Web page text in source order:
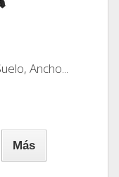
Ancho...
Más